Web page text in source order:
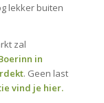
lekker buiten
zal
in
. Geen last
vind je hier.